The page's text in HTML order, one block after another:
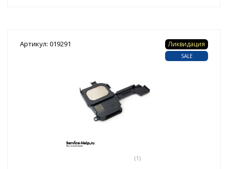
Артикул: 019291
(1)
Ликвидация
SALE